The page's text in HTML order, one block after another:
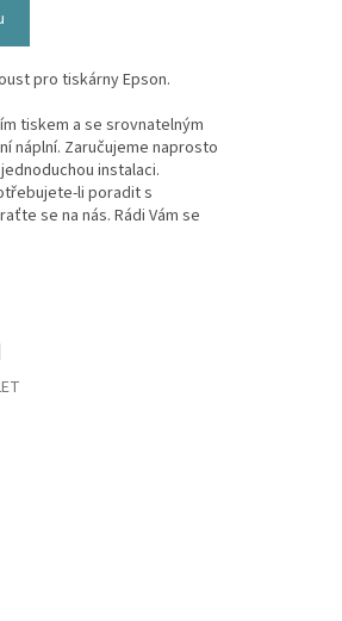
pro tiskárny Epson.
tiskem a se srovnatelným
náplní. Zaručujeme naprosto
instalaci.
li poradit s
se na nás. Rádi Vám se